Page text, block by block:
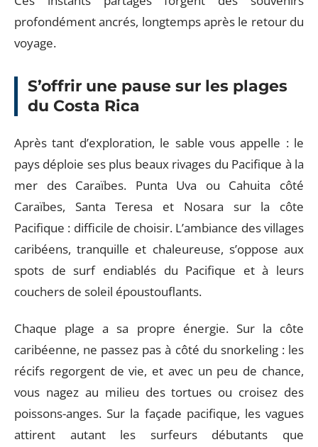
profondément ancrés, longtemps après le retour du
voyage.
S’offrir une pause sur les plages
du Costa Rica
Après tant d’exploration, le sable vous appelle : le
pays déploie ses plus beaux rivages du Pacifique à la
mer des Caraïbes. Punta Uva ou Cahuita côté
Caraïbes, Santa Teresa et Nosara sur la côte
Pacifique : difficile de choisir. L’ambiance des villages
caribéens, tranquille et chaleureuse, s’oppose aux
spots de surf endiablés du Pacifique et à leurs
couchers de soleil époustouflants.
Chaque plage a sa propre énergie. Sur la côte
caribéenne, ne passez pas à côté du snorkeling : les
récifs regorgent de vie, et avec un peu de chance,
vous nagez au milieu des tortues ou croisez des
poissons-anges. Sur la façade pacifique, les vagues
attirent autant les surfeurs débutants que